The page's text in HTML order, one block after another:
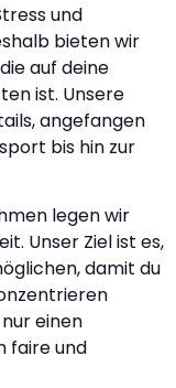
und
bieten wir
auf deine
ist. Unsere
angefangen
bis hin zur
legen wir
Unser Ziel ist es,
damit du
einen
faire und